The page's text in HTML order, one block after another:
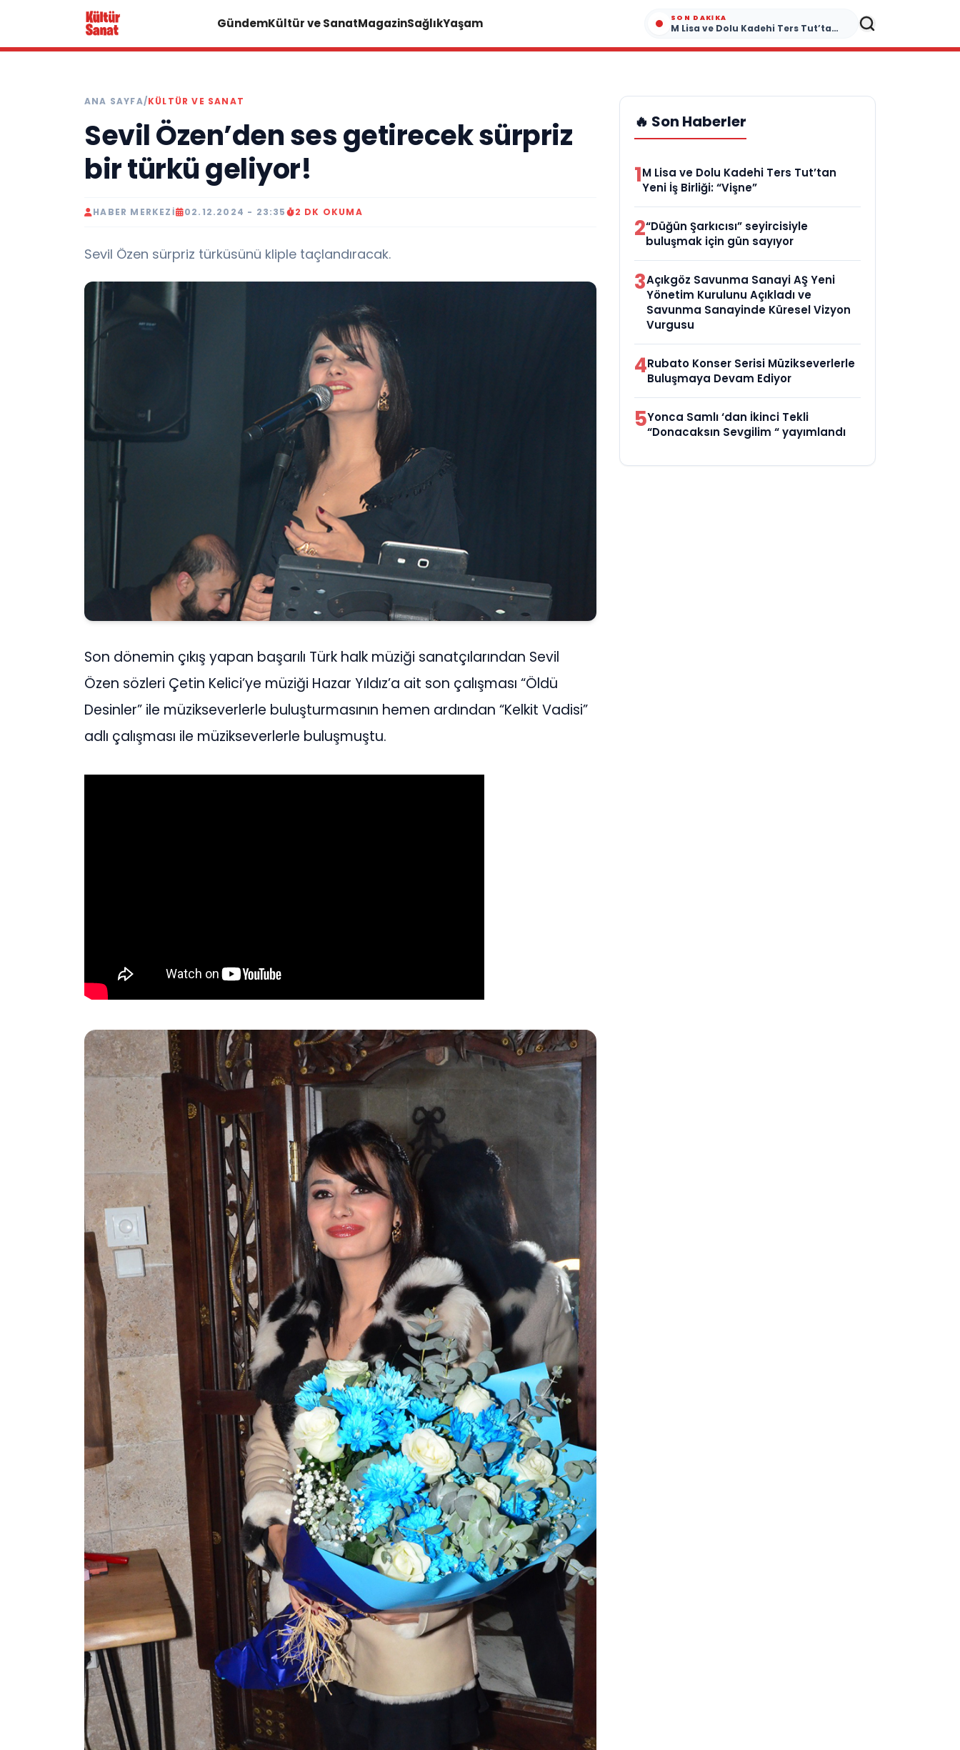
GündemKültür ve SanatMagazinSağlıkYaşam SON DAKIKA
M Lisa ve Dolu Kadehi Ters Tut’tan Yeni İş Birliği: “Vişne”
ANA SAYFA/KÜLTÜR VE SANAT
Sevil Özen’den ses getirecek sürpriz
bir türkü geliyor!
HABER MERKEZI 02.12.2024 - 23:35 2 DK OKUMA
Sevil Özen sürpriz türküsünü kliple taçlandıracak.
Son dönemin çıkış yapan başarılı Türk halk müziği sanatçılarından Sevil
Özen sözleri Çetin Kelici’ye müziği Hazar Yıldız’a ait son çalışması “Öldü
Desinler” ile müzikseverlerle buluşturmasının hemen ardından “Kelkit Vadisi”
adlı çalışması ile müzikseverlerle buluşmuştu.
🔥 Son Haberler
1M Lisa ve Dolu Kadehi Ters Tut’tan
Yeni İş Birliği: “Vişne”
2“Düğün Şarkıcısı” seyircisiyle
buluşmak için gün sayıyor
3Açıkgöz Savunma Sanayi AŞ Yeni
Yönetim Kurulunu Açıkladı ve
Savunma Sanayinde Küresel Vizyon
Vurgusu
4Rubato Konser Serisi Müzikseverlerle
Buluşmaya Devam Ediyor
5Yonca Samlı ‘dan İkinci Tekli
“Donacaksın Sevgilim “ yayımlandı